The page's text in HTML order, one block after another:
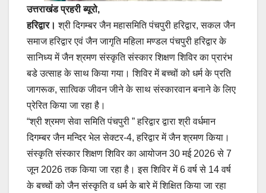
उत्तराखंड प्रहरी ब्यूरो,
हरिद्वार। श्री दिगम्बर जैन महासमिति पंचपुरी हरिद्वार, सकल जैन
समाज हरिद्वार एवं जैन जागृति महिला मण्डल पंचपुरी हरिद्वार के
सानिध्य में जैन श्रमण संस्कृति संस्कार शिक्षण शिविर का प्रारंभ
बडे उत्साह के साथ किया गया। शिविर में बच्चों को धर्म के प्रति
जागरूक, सात्विक जीवन जीने के साथ संस्कारवान बनाने के लिए
प्रेरित किया जा रहा है।
“श्री श्रमण सेवा समिति पंचपुरी ” हरिद्वार द्वारा श्री वर्धमान
दिगम्बर जैन मन्दिर भेल सेक्टर-4, हरिद्वार में जैन श्रमण किया।
संस्कृति संस्कार शिक्षण शिविर का आयोजन 30 मई 2026 से 7
जून 2026 तक किया जा रहा है। इस शिविर में 6 वर्ष से 14 वर्ष
के बच्चों को जैन संस्कृति व धर्म के बारे में शिक्षित किया जा रहा